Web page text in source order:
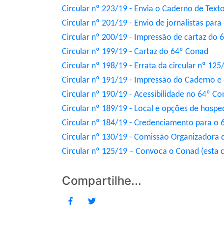
Circular nº 223/19 - Envia o Caderno de
Circular nº 201/19 - Envio de jornalistas para
Circular nº 200/19 - Impressão de cartaz do
Circular nº 199/19 - Cartaz do 64º Conad
Circular nº 198/19 - Errata da circular nº
Circular nº 191/19 - Impressão do Caderno
Circular nº 190/19 - Acessibilidade no 64º
Circular nº 189/19 - Local e opções de
Circular nº 184/19 - Credenciamento para o
Circular nº 130/19 - Comissão Organizadora
Circular nº 125/19 – Convoca o Conad
Compartilhe...